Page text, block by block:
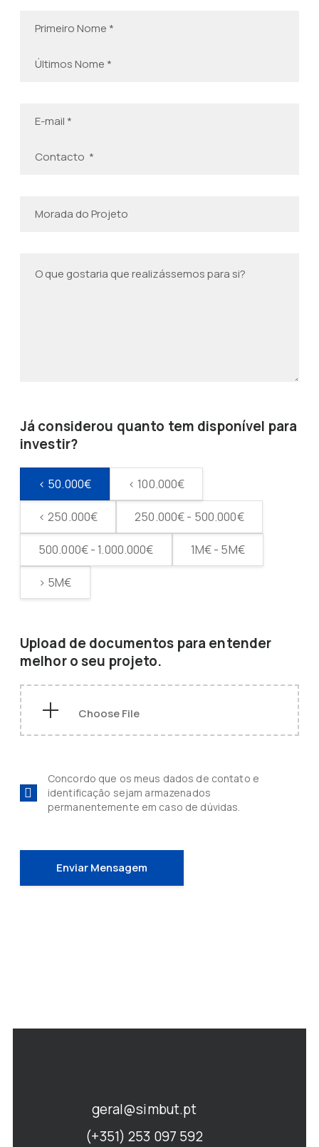
Já considerou quanto tem disponível para
investir?
< 50.000€ < 100.000€
< 250.000€ 250.000€ - 500.000€
500.000€ - 1.000.000€ 1M€ - 5M€
> 5M€
Upload de documentos para entender
melhor o seu projeto.
Concordo que os meus dados de contato e
identificação sejam armazenados
permanentemente em caso de dúvidas.
geral@simbut.pt
(+351) 253 097 592